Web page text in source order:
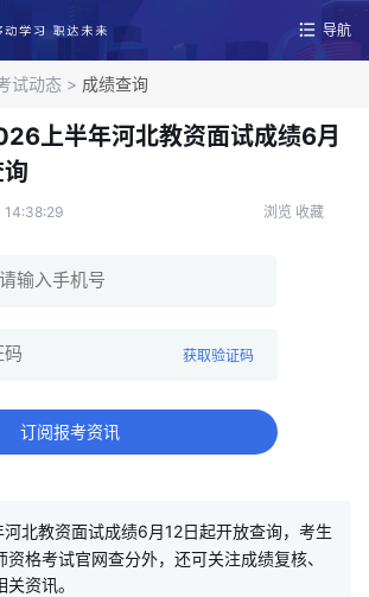
导航
试动态 > 成绩查询
上半年河北教资面试成绩6月
14:38:29 浏览 收藏
获取验证码
订阅报考资讯
北教资面试成绩6月12日起开放查询，考生
资格考试官网查分外，还可关注成绩复核、
资讯。